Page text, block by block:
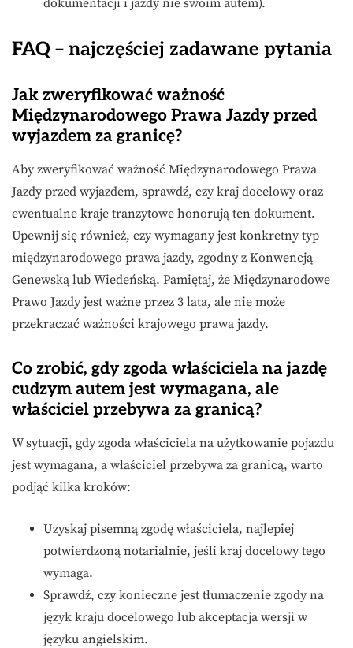
FAQ – najczęściej zadawane pytania
Jak zweryfikować ważność
Międzynarodowego Prawa Jazdy przed
wyjazdem za granicę?
Aby zweryfikować ważność Międzynarodowego Prawa
Jazdy przed wyjazdem, sprawdź, czy kraj docelowy oraz
ewentualne kraje tranzytowe honorują ten dokument.
Upewnij się również, czy wymagany jest konkretny typ
międzynarodowego prawa jazdy, zgodny z Konwencją
Genewską lub Wiedeńską. Pamiętaj, że Międzynarodowe
Prawo Jazdy jest ważne przez 3 lata, ale nie może
przekraczać ważności krajowego prawa jazdy.
Co zrobić, gdy zgoda właściciela na jazdę
cudzym autem jest wymagana, ale
właściciel przebywa za granicą?
W sytuacji, gdy zgoda właściciela na użytkowanie pojazdu
jest wymagana, a właściciel przebywa za granicą, warto
podjąć kilka kroków:
Uzyskaj pisemną zgodę właściciela, najlepiej
potwierdzoną notarialnie, jeśli kraj docelowy tego
wymaga.
Sprawdź, czy konieczne jest tłumaczenie zgody na
język kraju docelowego lub akceptacja wersji w
języku angielskim.